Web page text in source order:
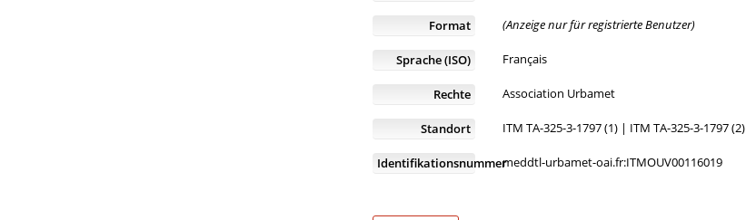
Format (Anzeige nur für registrierte Benutzer)
Sprache (ISO) Français
Rechte Association Urbamet
Standort ITM TA-325-3-1797 (1) | ITM TA-325-3-1797 (2)
Identifikationsnummermeddtl-urbamet-oai.fr:ITMOUV00116019